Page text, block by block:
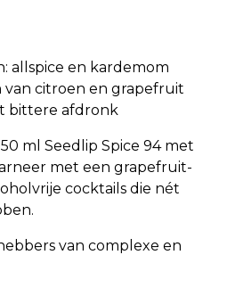
allspice en kardemom
van citroen en grapefruit
bittere afdronk
ml Seedlip Spice 94 met
met een grapefruit-
cocktails die nét
van complexe en